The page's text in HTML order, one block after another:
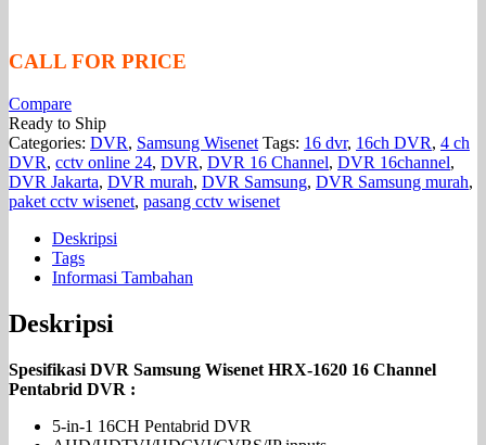
CALL FOR PRICE
Compare
Ready to Ship
Categories: DVR, Samsung Wisenet Tags: 16 dvr, 16ch DVR, 4 ch
DVR, cctv online 24, DVR, DVR 16 Channel, DVR 16channel,
DVR Jakarta, DVR murah, DVR Samsung, DVR Samsung murah,
paket cctv wisenet, pasang cctv wisenet
Deskripsi
Tags
Informasi Tambahan
Deskripsi
Spesifikasi DVR Samsung Wisenet HRX-1620 16 Channel
Pentabrid DVR :
5-in-1 16CH Pentabrid DVR